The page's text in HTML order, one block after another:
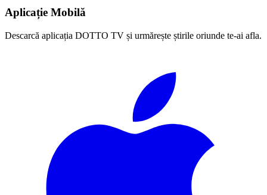
Aplicație Mobilă
Descarcă aplicația DOTTO TV și urmărește știrile oriunde te-ai afla.